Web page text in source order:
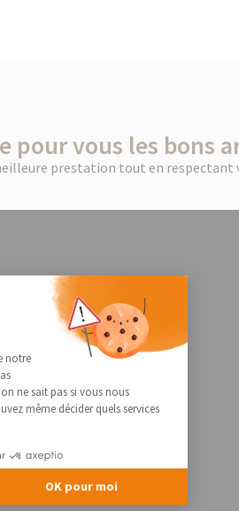
pour vous les bons
prestation tout en
Consentement :
notre
ne sait pas si vous nous
même décider quels services
OK pour moi